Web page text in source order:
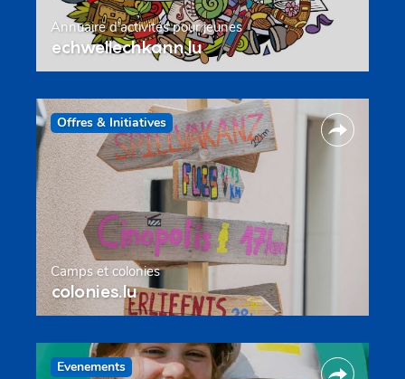
Annuaire d’activités pour jeunes
echwellechkann.lu
Offres & Initiatives
Camps et colonies
colonies.lu
Evenements